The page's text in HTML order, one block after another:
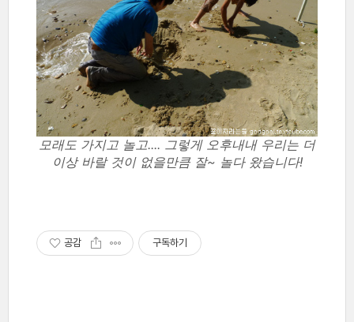
모래도 가지고 놀고.... 그렇게 오후내내 우리는 더
이상 바랄 것이 없을만큼 잘~ 놀다 왔습니다!
공감 구독하기